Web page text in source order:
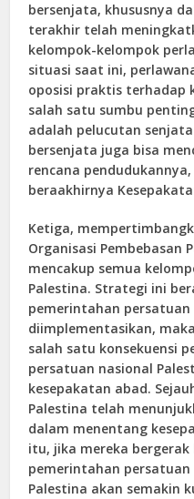
bersenjata, khususnya
terakhir telah
kelompok-kelompok
situasi saat ini,
oposisi praktis terhadap
salah satu sumbu
adalah pelucutan
bersenjata juga bisa
rencana
beraakhirnya
Ketiga,
Organisasi Pembebasan
mencakup semua
Palestina. Strategi ini
pemerintahan persatuan
diimplementasikan,
salah satu konsekuensi
persatuan nasional
kesepakatan abad.
Palestina telah
dalam menentang
itu, jika mereka
pemerintahan persatuan
Palestina akan semakin